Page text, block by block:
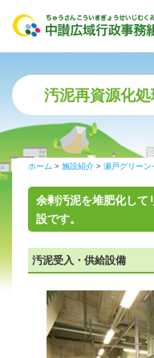
汚泥再資源化
ホーム 施設紹介 瀬戸グリーン
余剰汚泥を堆肥化して
設です。
汚泥受入・供給設備